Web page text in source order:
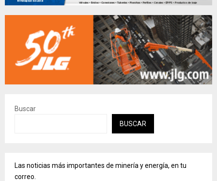
Buscar
BUSCAR
Las noticias más importantes de minería y energía, en tu
correo.